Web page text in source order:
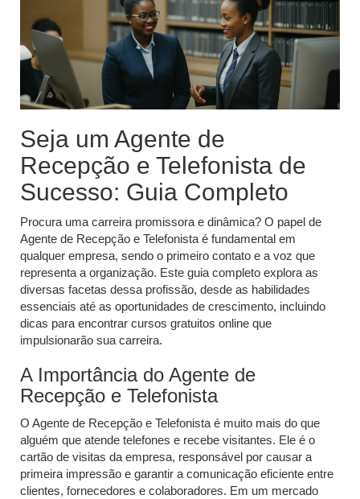
Seja um Agente de
Recepção e Telefonista de
Sucesso: Guia Completo
Procura uma carreira promissora e dinâmica? O papel de
Agente de Recepção e Telefonista é fundamental em
qualquer empresa, sendo o primeiro contato e a voz que
representa a organização. Este guia completo explora as
diversas facetas dessa profissão, desde as habilidades
essenciais até as oportunidades de crescimento, incluindo
dicas para encontrar cursos gratuitos online que
impulsionarão sua carreira.
A Importância do Agente de
Recepção e Telefonista
O Agente de Recepção e Telefonista é muito mais do que
alguém que atende telefones e recebe visitantes. Ele é o
cartão de visitas da empresa, responsável por causar a
primeira impressão e garantir a comunicação eficiente entre
clientes, fornecedores e colaboradores. Em um mercado